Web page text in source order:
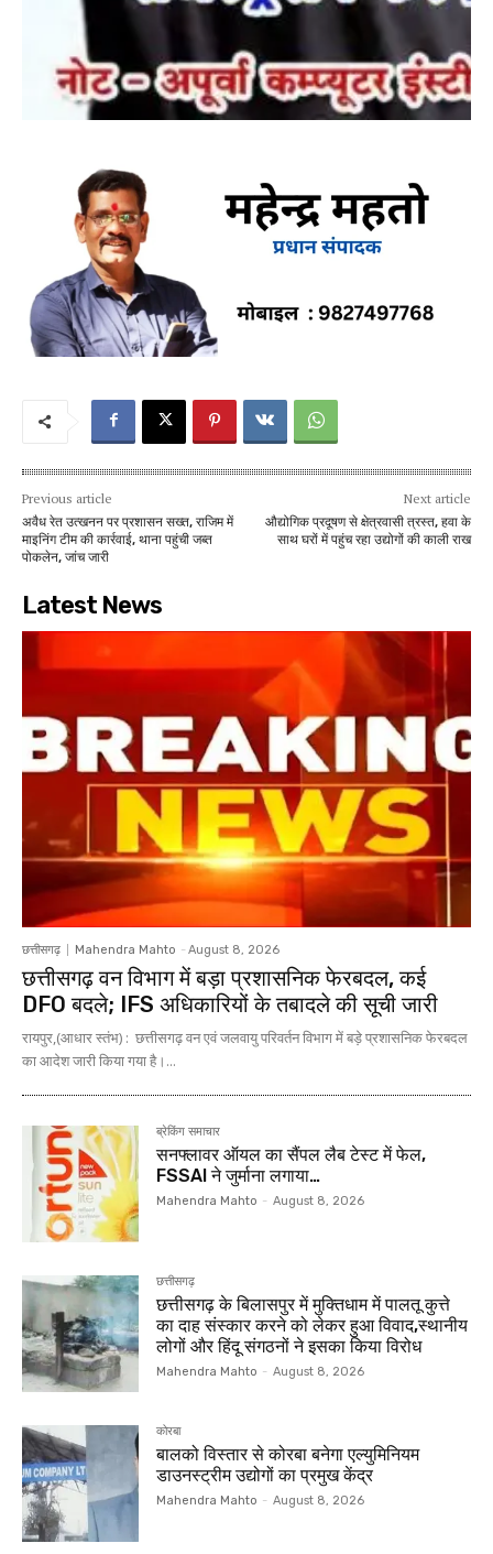
Previous article
अवैध रेत उत्खनन पर प्रशासन सख्त, राजिम में
माइनिंग टीम की कार्रवाई, थाना पहुंची जब्त
पोकलेन, जांच जारी
Next article
औद्योगिक प्रदूषण से क्षेत्रवासी त्रस्त, हवा के
साथ घरों में पहुंच रहा उद्योगों की काली राख
Latest News
छत्तीसगढ़ Mahendra Mahto - August 8, 2026
छत्तीसगढ़ वन विभाग में बड़ा प्रशासनिक फेरबदल, कई
DFO बदले; IFS अधिकारियों के तबादले की सूची जारी
रायपुर,(आधार स्तंभ) : छत्तीसगढ़ वन एवं जलवायु परिवर्तन विभाग में बड़े प्रशासनिक फेरबदल
का आदेश जारी किया गया है।...
ब्रेकिंग समाचार
सनफ्लावर ऑयल का सैंपल लैब टेस्ट में फेल,
FSSAI ने जुर्माना लगाया…
Mahendra Mahto - August 8, 2026
छत्तीसगढ़
छत्तीसगढ़ के बिलासपुर में मुक्तिधाम में पालतू कुत्ते
का दाह संस्कार करने को लेकर हुआ विवाद,स्थानीय
लोगों और हिंदू संगठनों ने इसका किया विरोध
Mahendra Mahto - August 8, 2026
कोरबा
बालको विस्तार से कोरबा बनेगा एल्युमिनियम
डाउनस्ट्रीम उद्योगों का प्रमुख केंद्र
Mahendra Mahto - August 8, 2026